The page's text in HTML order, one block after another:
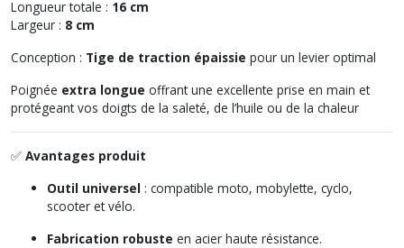
Longueur totale : 16 cm
Largeur : 8 cm
Conception : Tige de traction épaissie pour un levier optimal
Poignée extra longue offrant une excellente prise en main et
protégeant vos doigts de la saleté, de l’huile ou de la chaleur
✅ Avantages produit
Outil universel : compatible moto, mobylette, cyclo,
scooter et vélo.
Fabrication robuste en acier haute résistance.